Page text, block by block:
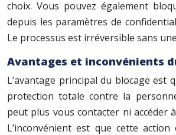
choix. Vous pouvez également
depuis les paramètres de
Le processus est irréversible sans
Avantages et inconvénients
L’avantage principal du blocage est
protection totale contre la
peut plus vous contacter ni accéder
L’inconvénient est que cette